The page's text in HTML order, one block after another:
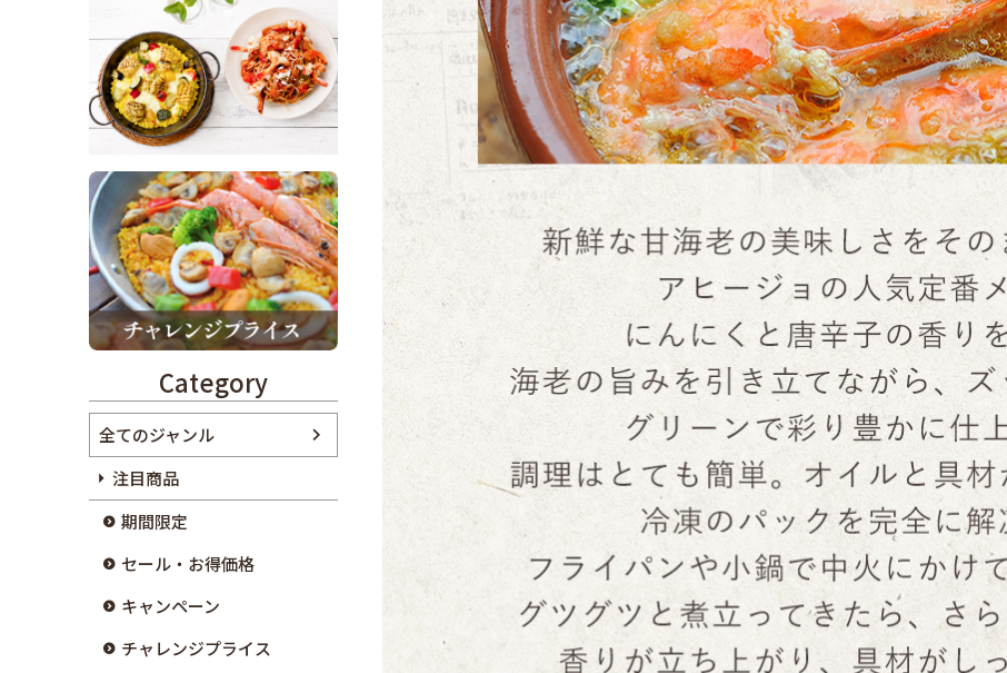
Category
全てのジャンル
注目商品
期間限定
セール・お得価格
キャンペーン
チャレンジプライス